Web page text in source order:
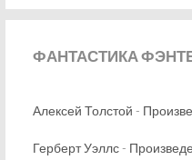
ФАНТАСТИКА
Алексей Толстой -
Герберт Уэллс -